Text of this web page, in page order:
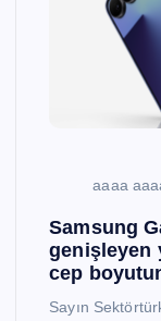
aaaa
Samsung
genişleyen
cep
Sayın